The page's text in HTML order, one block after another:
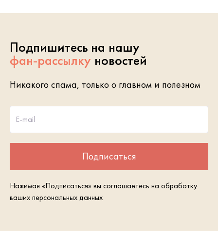
Подпишитесь на нашу
фан-рассылку новостей
Никакого спама, только о главном и полезном
E-mail
Подписаться
Нажимая «Подписаться» вы соглашаетесь на обработку
ваших персональных данных